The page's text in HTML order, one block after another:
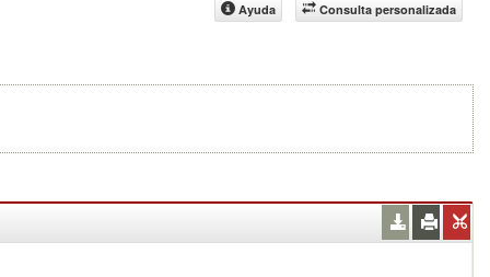
Consulta personalizada
Ayuda